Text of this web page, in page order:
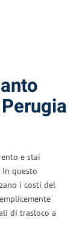
e stai
In questo
i costi del
di trasloco a